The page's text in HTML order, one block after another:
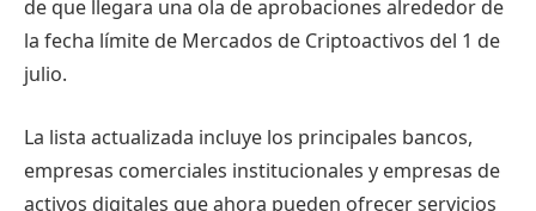
de que llegara una ola de aprobaciones alrededor de
la fecha límite de Mercados de Criptoactivos del 1 de
julio.
La lista actualizada incluye los principales bancos,
empresas comerciales institucionales y empresas de
activos digitales que ahora pueden ofrecer servicios